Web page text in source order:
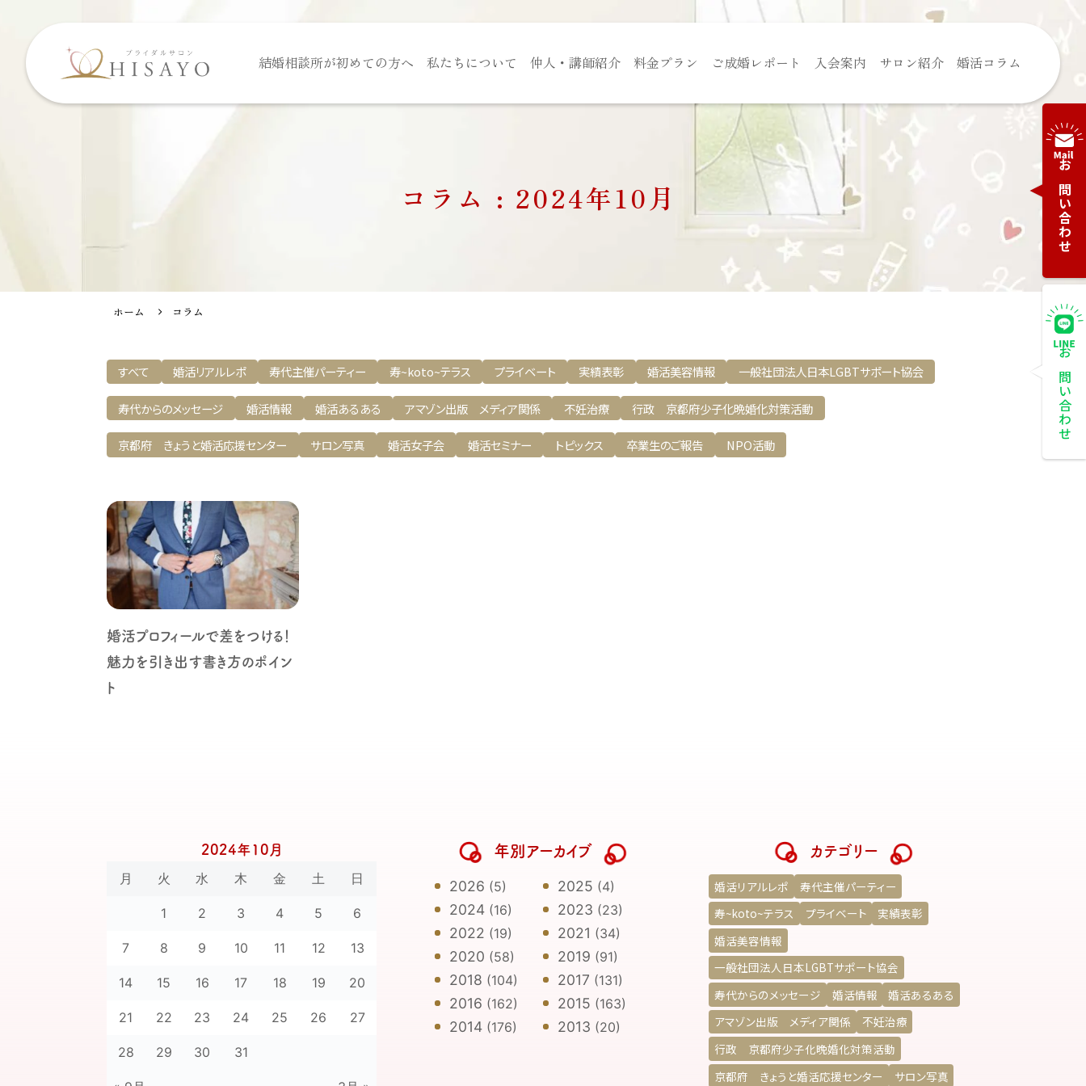
結婚相談所が初めての方へ 私たちについて 仲人・講師紹介 料金プラン ご成婚レポート 入会案内 サロン紹介 婚活コラム
コラム : 2024年10月
ホーム コラム
すべて 婚活リアルレポ 寿代主催パーティー 寿~koto~テラス プライベート 実績表彰 婚活美容情報 一般社団法人日本LGBTサポート協会
寿代からのメッセージ 婚活情報 婚活あるある アマゾン出版 メディア関係 不妊治療 行政 京都府少子化晩婚化対策活動
京都府 きょうと婚活応援センター サロン写真 婚活女子会 婚活セミナー トピックス 卒業生のご報告 NPO活動
婚活プロフィールで差をつける！
魅力を引き出す書き方のポイン
ト
2024年10月
月 火 水 木 金 土 日
1 2 3 4 5 6
7 8 9 10 11 12 13
14 15 16 17 18 19 20
21 22 23 24 25 26 27
28 29 30 31
年別アーカイブ
2026 (5) 2025 (4)
2024(16) 2023 (23)
2022 (19) 2021 (34)
2020 (58) 2019 (91)
2018 (104) 2017 (131)
2016 (162) 2015 (163)
2014(176) 2013 (20)
カテゴリー
婚活リアルレポ
寿代主催パーティー
寿~koto~テラス
プライベート
実績表彰
婚活美容情報
一般社団法人日本LGBTサポート協会
寿代からのメッセージ
婚活情報
婚活あるある
アマゾン出版 メディア関係
不妊治療
行政 京都府少子化晩婚化対策活動
京都府 きょうと婚活応援センター
サロン写真
お問い合わせ
お問い合わせ